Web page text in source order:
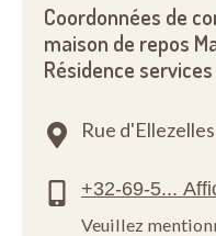
Coordonnées de
maison de repos
Résidence services
Rue
Veuillez